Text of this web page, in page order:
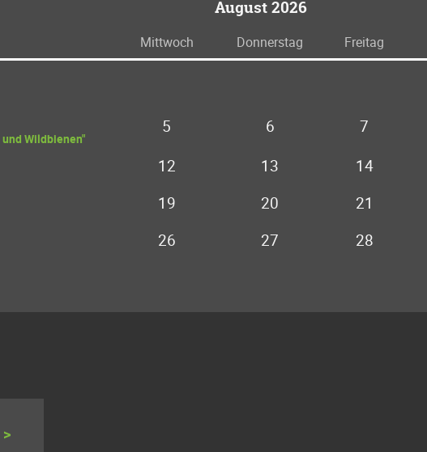
August 2026
Mittwoch Donnerstag Freitag
Wildbienen"
5 6 7
12 13 14
19 20 21
26 27 28
>